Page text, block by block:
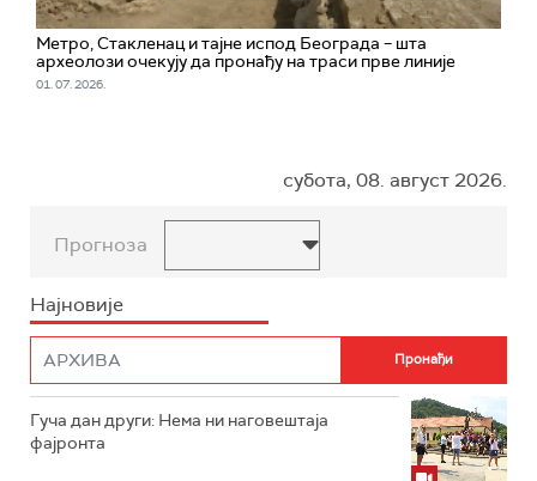
Метро, Стакленац и тајне испод Београда – шта
археолози очекују да пронађу на траси прве линије
01. 07. 2026.
субота, 08. август 2026.
Прогноза
Најновије
Гуча дан други: Нема ни наговештаја
фајронта